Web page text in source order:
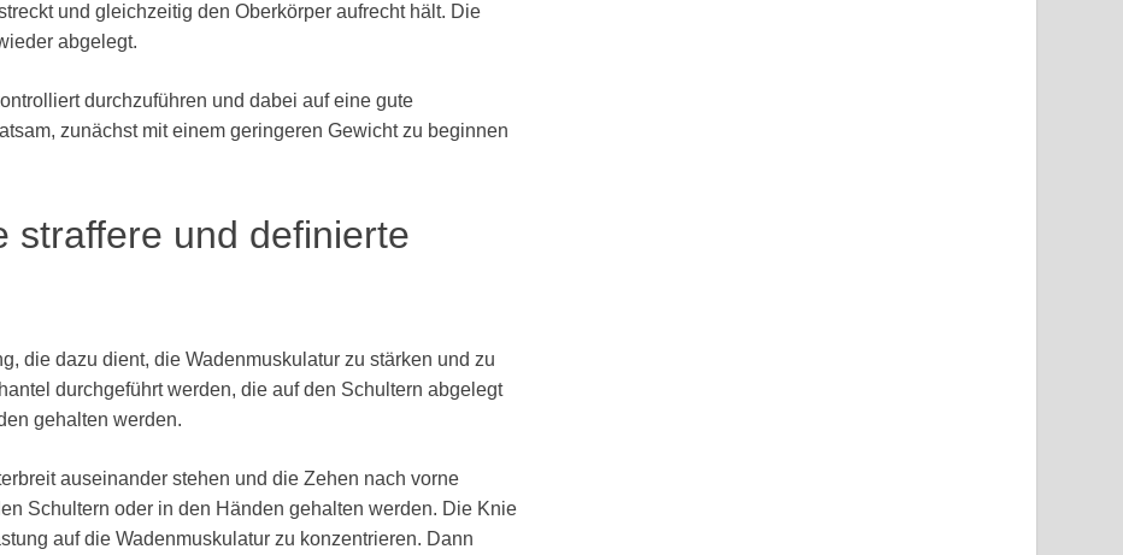
und gleichzeitig den Oberkörper aufrecht hält. Die
abgelegt.
durchzuführen und dabei auf eine gute
zunächst mit einem geringeren Gewicht zu beginnen
straffere und definierte
die dazu dient, die Wadenmuskulatur zu stärken und zu
durchgeführt werden, die auf den Schultern abgelegt
gehalten werden.
auseinander stehen und die Zehen nach vorne
Schultern oder in den Händen gehalten werden. Die Knie
auf die Wadenmuskulatur zu konzentrieren. Dann